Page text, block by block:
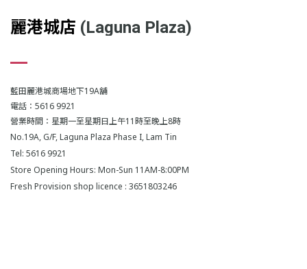
麗港城店 (Laguna Plaza)
藍田麗港城商場地下19A舖
電話：5616 9921
營業時間：星期一至星期日上午11時至晚上8時
No.19A, G/F, Laguna Plaza Phase I, Lam Tin
Tel: 5616 9921
Store Opening Hours: Mon-Sun 11AM-8:00PM
Fresh Provision shop licence : 3651803246